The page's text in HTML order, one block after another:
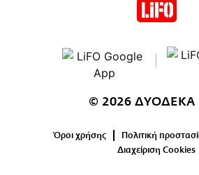
© 2026 ΔΥΟΔΕΚΑ
Όροι χρήσης
Πολιτική
Διαχείριση Cookies